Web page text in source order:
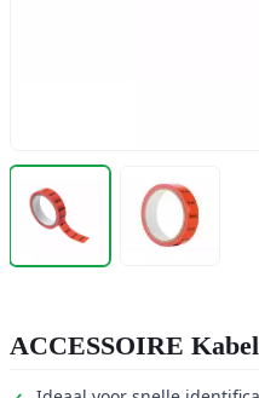
ACCESSOIRE